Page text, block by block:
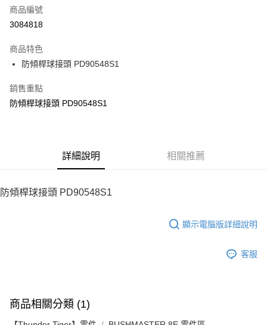
LINE Pay
街口支付
悠遊付
ATM付款
每筆NT$100，滿NT$2,000(含以上)免運費
商品編號
3084818
商品特色
防傾桿球接頭 PD90548S1
銷售重點
防傾桿球接頭 PD90548S1
詳細說明 相關推薦
防傾桿球接頭 PD90548S1
顯示電腦版詳細說明
客服
商品相關分類 (1)